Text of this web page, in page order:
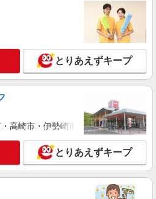
とりあえずキープ
高崎市・伊勢崎市・太田市・館林市
とりあえずキープ